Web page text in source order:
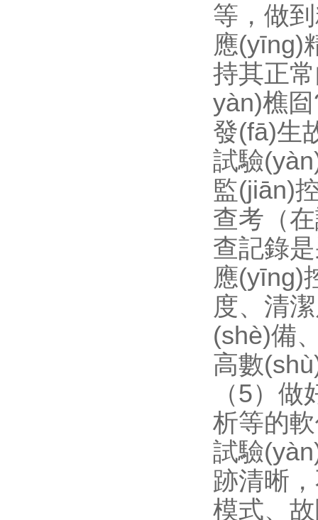
等，做
應(yīng)
持其正常
yàn)樵
發(fā)生
試驗
監(jiān)
查考（在
查記錄是
應(yīng)
度、清
(shè)備
高數
（5）
析等的軟
試驗(yàn)
跡清晰
模式